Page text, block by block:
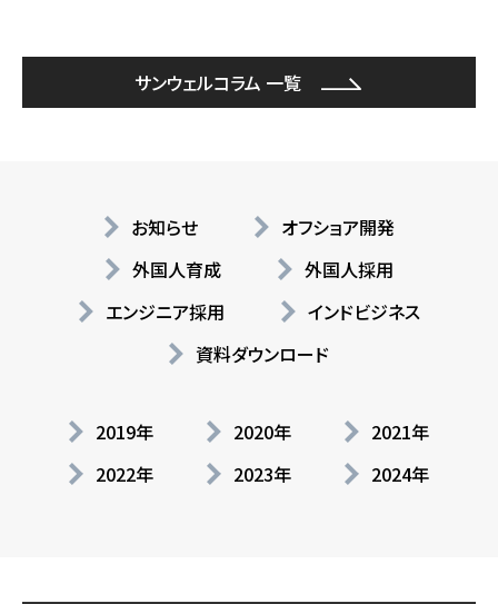
サンウェルコラム 一覧
お知らせ
オフショア開発
外国人育成
外国人採用
エンジニア採用
インドビジネス
資料ダウンロード
2019年 2020年
2021年
2022年
2023年 2024年